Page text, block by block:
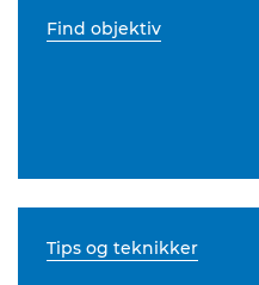
Find objektiv
Tips og teknikker